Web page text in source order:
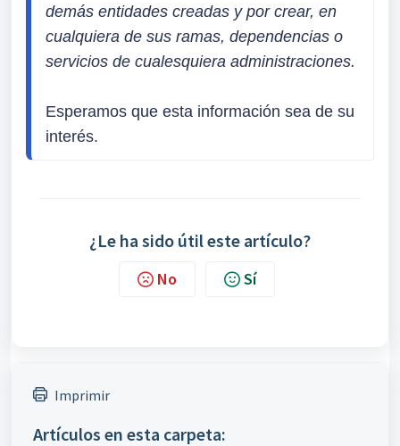
demás entidades creadas y por crear, en
cualquiera de sus ramas, dependencias o
servicios de cualesquiera administraciones.
Esperamos que esta información sea de su
interés.
¿Le ha sido útil este artículo?
No Sí
Imprimir
Artículos en esta carpeta: